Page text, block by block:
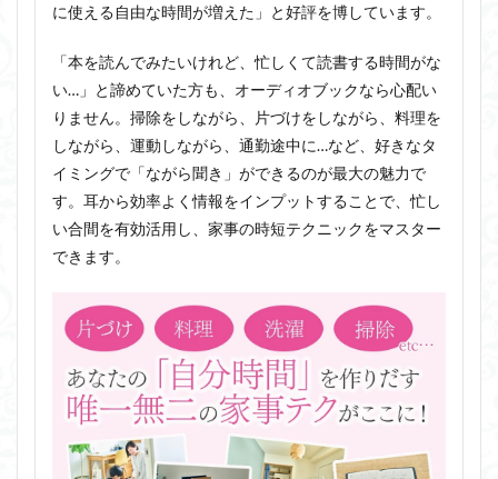
に使える自由な時間が増えた」と好評を博しています。
「本を読んでみたいけれど、忙しくて読書する時間がな
い…」と諦めていた方も、オーディオブックなら心配い
りません。掃除をしながら、片づけをしながら、料理を
しながら、運動しながら、通勤途中に…など、好きなタ
イミングで「ながら聞き」ができるのが最大の魅力で
す。耳から効率よく情報をインプットすることで、忙し
い合間を有効活用し、家事の時短テクニックをマスター
できます。